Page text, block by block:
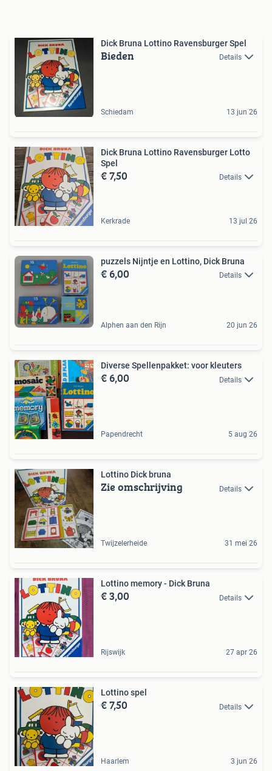
Dick Bruna Lottino Ravensburger Spel
Bieden Details
Schiedam 13 jun 26
Dick Bruna Lottino Ravensburger Lotto
Spel
€ 7,50 Details
Kerkrade 13 jul 26
puzzels Nijntje en Lottino, Dick Bruna
€ 6,00 Details
Alphen aan den Rijn 20 jun 26
Diverse Spellenpakket: voor kleuters
€ 6,00 Details
Papendrecht 5 aug 26
Lottino Dick bruna
Zie omschrijving Details
Twijzelerheide 31 mei 26
Lottino memory - Dick Bruna
€ 3,00 Details
Rijswijk 27 apr 26
Lottino spel
€ 7,50 Details
Haarlem 3 jun 26